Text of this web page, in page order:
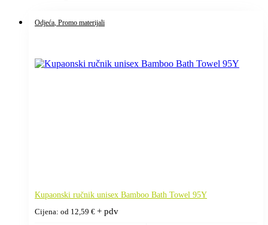
Odjeća, Promo materijali
Kupaonski ručnik unisex Bamboo Bath Towel 95Y
Cijena: od 12,59 € + pdv